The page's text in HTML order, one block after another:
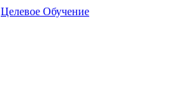
Целевое Обучение